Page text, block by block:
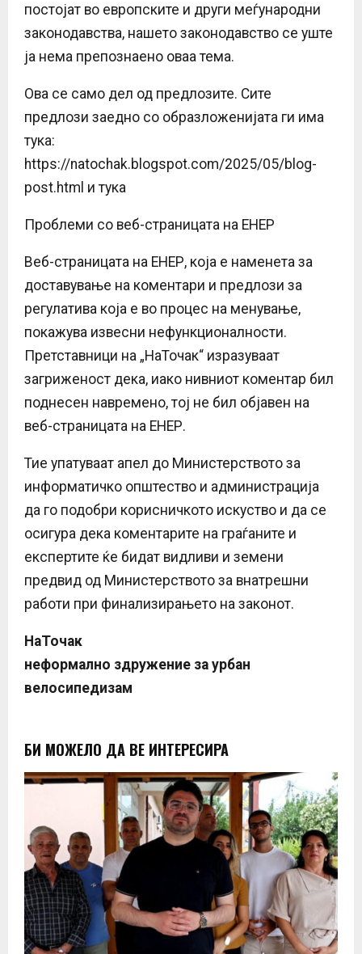
постојат во европските и други меѓународни
законодавства, нашето законодавство се уште
ја нема препознаено оваа тема.
Ова се само дел од предлозите. Сите
предлози заедно со образложенијата ги има
тука:
https://natochak.blogspot.com/2025/05/blog-
post.html и тука
Проблеми со веб-страницата на ЕНЕР
Веб-страницата на ЕНЕР, која е наменета за
доставување на коментари и предлози за
регулатива која е во процес на менување,
покажува извесни нефункционалности.
Претставници на „НаТочак“ изразуваат
загриженост дека, иако нивниот коментар бил
поднесен навремено, тој не бил објавен на
веб-страницата на ЕНЕР.
Тие упатуваат апел до Министерството за
информатичко општество и администрација
да го подобри корисничкото искуство и да се
осигура дека коментарите на граѓаните и
експертите ќе бидат видливи и земени
предвид од Министерството за внатрешни
работи при финализирањето на законот.
НаТочак
неформално здружение за урбан
велосипедизам
БИ МОЖЕЛО ДА ВЕ ИНТЕРЕСИРА